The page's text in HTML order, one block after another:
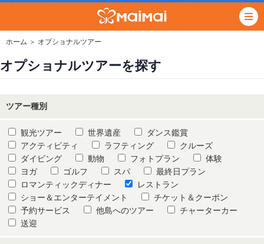
ホーム ＞ オプショナルツアー
オプショナルツアーを探す
ツアー種別
観光ツアー 世界遺産
ダンス鑑賞
アクティビティ
ラフティング
クルーズ
ダイビング
動物 フォトプラン
体験
ヨガ
ゴルフ スパ
最終日プラン
ロマンティックディナー
レストラン
ショー＆エンターテイメント
チケット＆クーポン
予約サービス
他島へのツアー
チャーターカー
送迎